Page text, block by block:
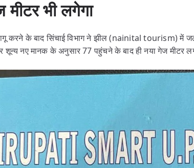
मीटर भी लगेगा
करने के बाद सिंचाई विभाग ने झील (nainital tourism) में
नए मानक के अनुसार 77 पहुंचने के बाद ही नया गेज मीटर